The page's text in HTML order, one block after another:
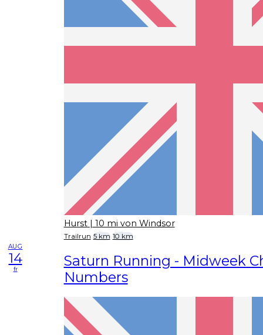
Hurst | 10 mi von Windsor
Trailrun 5 km 10 km
AUG
14
fr
Saturn Running - Midweek
Numbers